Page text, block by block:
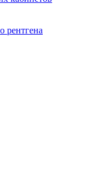
рентгена